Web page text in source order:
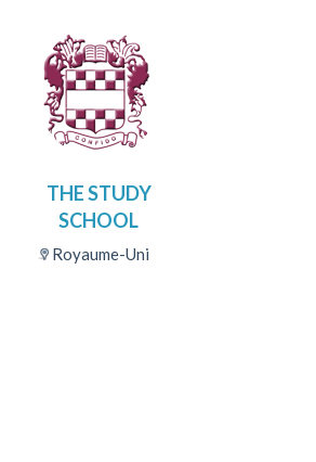
THE STUDY
SCHOOL
Royaume-Uni